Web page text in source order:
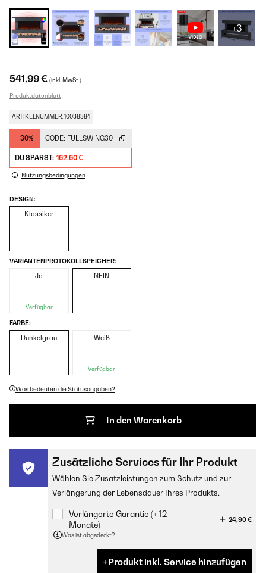
+3
541,99 € (inkl. MwSt.)
Produktdatenblatt
ARTIKELNUMMER: 10038384
-30% CODE: FULLSWING30
DU SPARST: 162,60 €
Nutzungsbedingungen
DESIGN:
Klassiker
VARIANTENPROTOKOLLSPEICHER:
Ja
Verfügbar
NEIN
FARBE:
Dunkelgrau Weiß
Verfügbar
Was bedeuten die Statusangaben?
In den Warenkorb
Zusätzliche Services für Ihr Produkt
Wählen Sie Zusatzleistungen zum Schutz und zur
Verlängerung der Lebensdauer Ihres Produkts.
Verlängerte Garantie (+ 12
Monate)
24,90 €
Was ist abgedeckt?
Produkt inkl. Service hinzufügen